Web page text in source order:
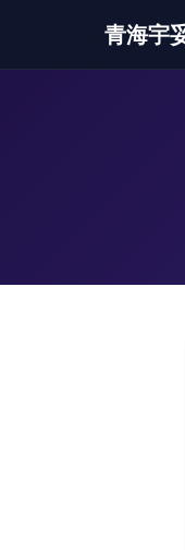
青海宇